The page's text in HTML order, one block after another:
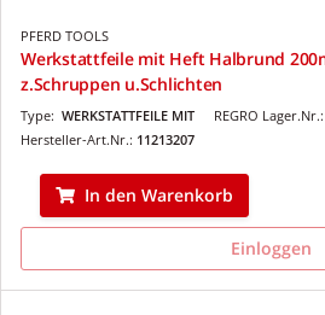
PFERD TOOLS
Werkstattfeile mit Heft Halbrund
z.Schruppen u.Schlichten
REGRO Lager.Nr.:
Type: WERKSTATTFEILE MIT
Hersteller-Art.Nr.: 11213207
In den Warenkorb
Einloggen